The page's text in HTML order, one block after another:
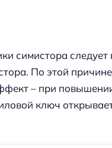
симистора следует
По этой
– при
ключ